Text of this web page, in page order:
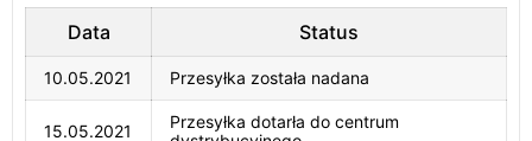
Data Status
10.05.2021 Przesyłka została nadana
15.05.2021
Przesyłka dotarła do centrum